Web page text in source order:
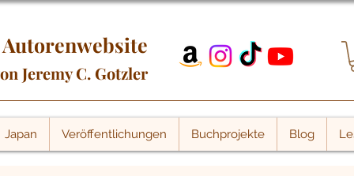
Autorenwebsite
Jeremy C. Gotzler
Japan Veröffentlichungen Buchprojekte Blog